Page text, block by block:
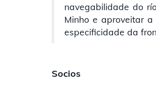
navegabilidade do
Minho e aproveitar
especificidade da
Socios